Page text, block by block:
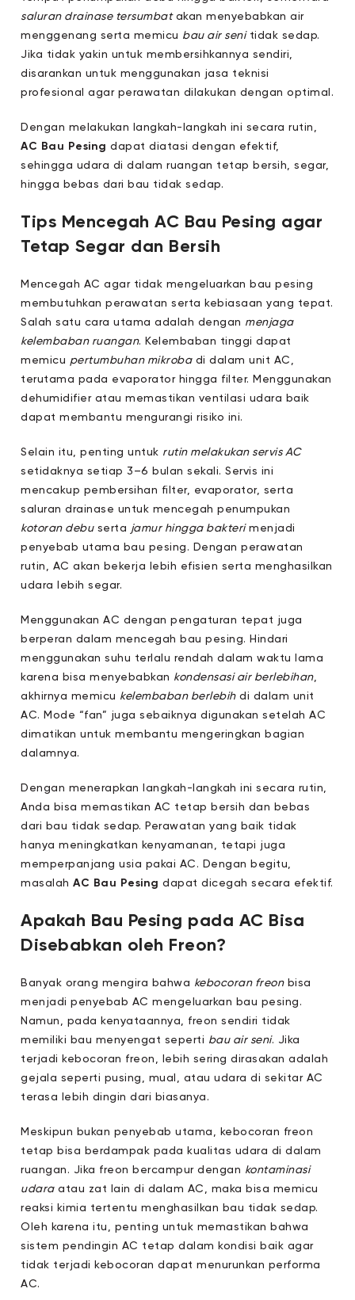
saluran drainase tersumbatakan menyebabkan air
menggenang serta memicu bau air senitidak sedap.
Jika tidak yakin untuk membersihkannya sendiri,
disarankan untuk menggunakan jasa teknisi
profesional agar perawatan dilakukan dengan optimal.
Dengan melakukan langkah-langkah ini secara rutin,
AC Bau Pesing dapat diatasi dengan efektif,
sehingga udara di dalam ruangan tetap bersih, segar,
hingga bebas dari bau tidak sedap.
Tips Mencegah AC Bau Pesing agar
Tetap Segar dan Bersih
Mencegah AC agar tidak mengeluarkan bau pesing
membutuhkan perawatan serta kebiasaan yang tepat.
Salah satu cara utama adalah dengan menjaga
kelembaban ruangan. Kelembaban tinggi dapat
memicu pertumbuhan mikrobadi dalam unit AC,
terutama pada evaporator hingga filter. Menggunakan
dehumidifier atau memastikan ventilasi udara baik
dapat membantu mengurangi risiko ini.
Selain itu, penting untuk rutin melakukan servis AC
setidaknya setiap 3–6 bulan sekali. Servis ini
mencakup pembersihan filter, evaporator, serta
saluran drainase untuk mencegah penumpukan
kotoran debuserta jamur hingga bakterimenjadi
penyebab utama bau pesing. Dengan perawatan
rutin, AC akan bekerja lebih efisien serta menghasilkan
udara lebih segar.
Menggunakan AC dengan pengaturan tepat juga
berperan dalam mencegah bau pesing. Hindari
menggunakan suhu terlalu rendah dalam waktu lama
karena bisa menyebabkan kondensasi air berlebihan,
akhirnya memicu kelembaban berlebihdi dalam unit
AC. Mode “fan” juga sebaiknya digunakan setelah AC
dimatikan untuk membantu mengeringkan bagian
dalamnya.
Dengan menerapkan langkah-langkah ini secara rutin,
Anda bisa memastikan AC tetap bersih dan bebas
dari bau tidak sedap. Perawatan yang baik tidak
hanya meningkatkan kenyamanan, tetapi juga
memperpanjang usia pakai AC. Dengan begitu,
masalah AC Bau Pesing dapat dicegah secara efektif.
Apakah Bau Pesing pada AC Bisa
Disebabkan oleh Freon?
Banyak orang mengira bahwa kebocoran freonbisa
menjadi penyebab AC mengeluarkan bau pesing.
Namun, pada kenyataannya, freon sendiri tidak
memiliki bau menyengat seperti bau air seni. Jika
terjadi kebocoran freon, lebih sering dirasakan adalah
gejala seperti pusing, mual, atau udara di sekitar AC
terasa lebih dingin dari biasanya.
Meskipun bukan penyebab utama, kebocoran freon
tetap bisa berdampak pada kualitas udara di dalam
ruangan. Jika freon bercampur dengan kontaminasi
udaraatau zat lain di dalam AC, maka bisa memicu
reaksi kimia tertentu menghasilkan bau tidak sedap.
Oleh karena itu, penting untuk memastikan bahwa
sistem pendingin AC tetap dalam kondisi baik agar
tidak terjadi kebocoran dapat menurunkan performa
AC.